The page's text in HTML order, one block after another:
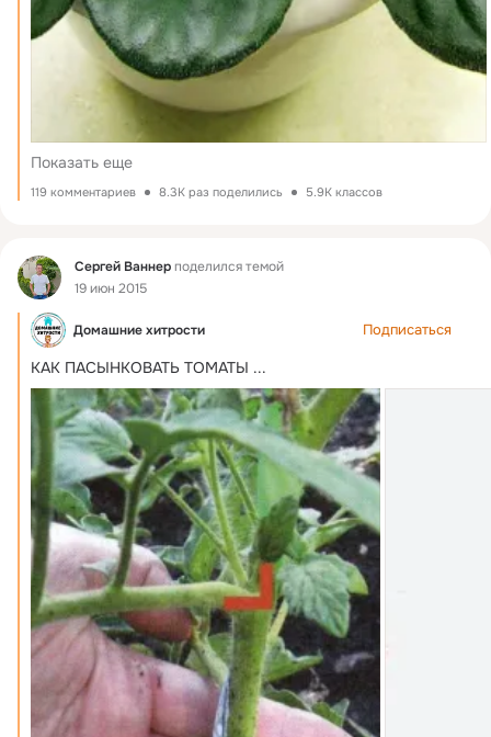
Показать еще
119 комментариев 8.3K раз поделились 5.9K классов
Фид Сергей Ваннерподелился темой
19 июн 2015
Домашние хитрости Подписаться
КАК ПАСЫНКОВАТЬ ТОМАТЫ ...